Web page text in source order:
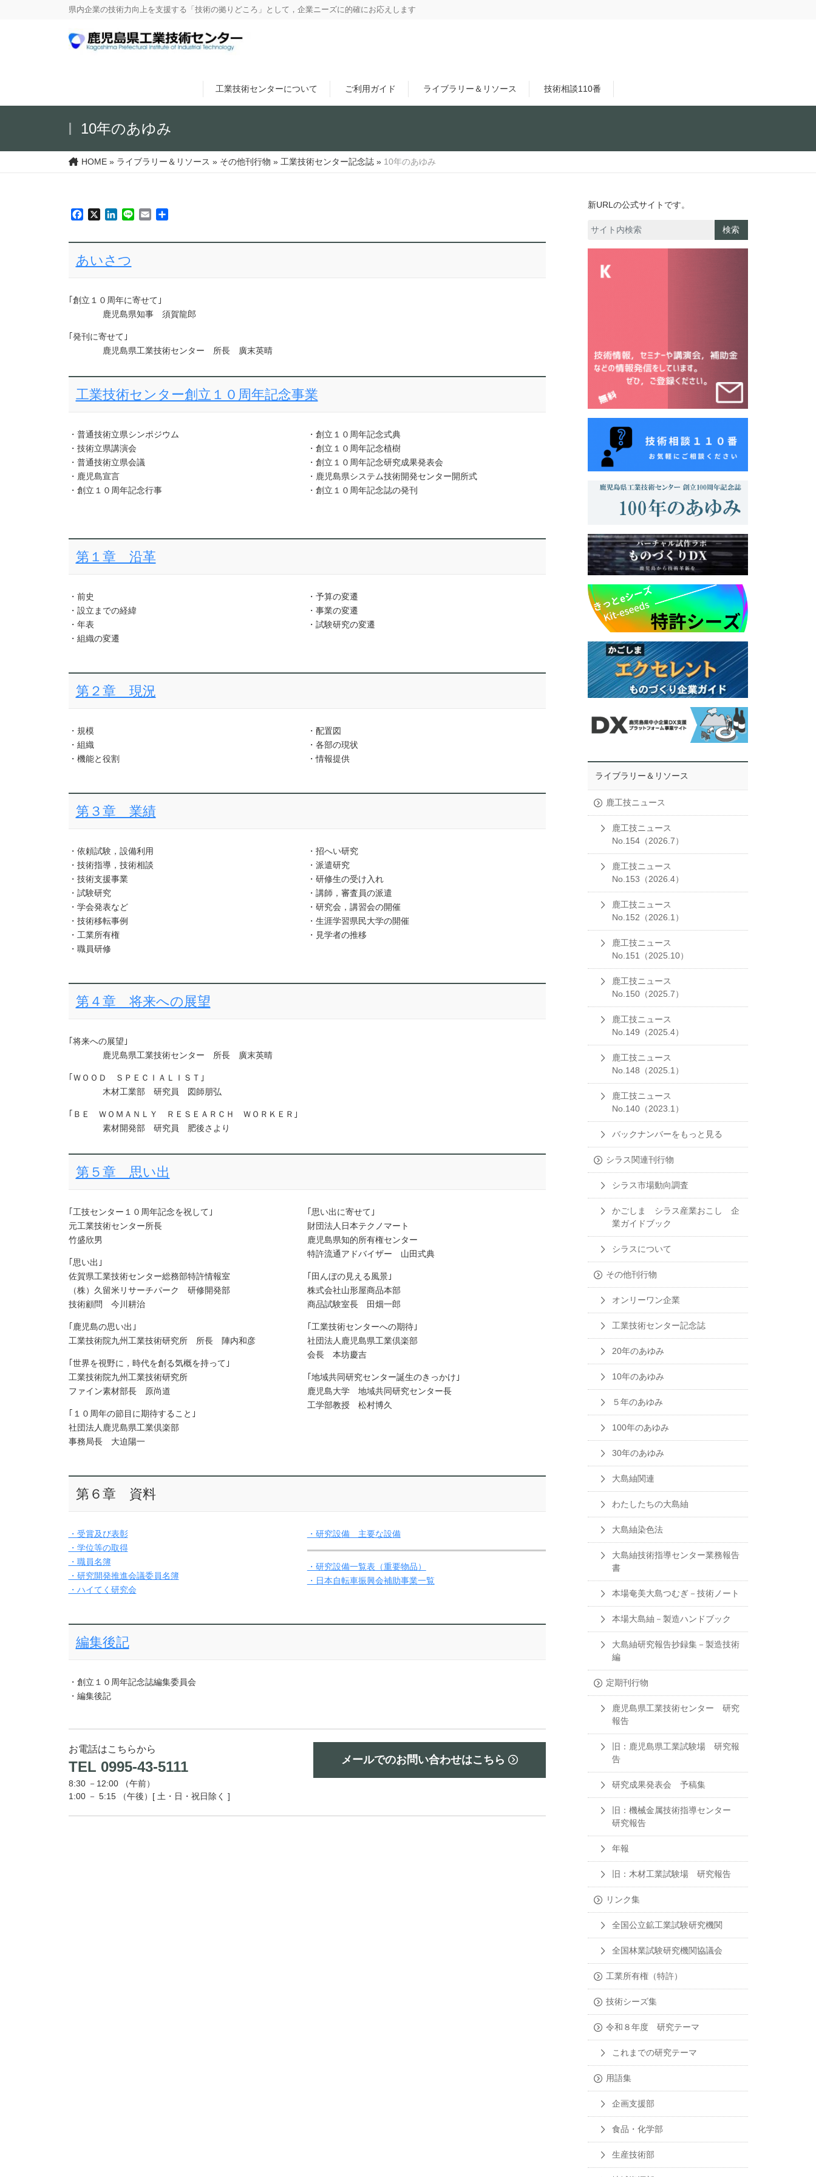
県内企業の技術力向上を支援する「技術の拠りどころ」として，企業ニーズに的確にお応えします
工業技術センターについて ご利用ガイド ライブラリー＆リソース 技術相談110番
10年のあゆみ
HOME» ライブラリー＆リソース » その他刊行物 » 工業技術センター記念誌» 10年のあゆみ
FacebookLinkedIn
Line Email
あいさつ
｢創立１０周年に寄せて｣
鹿児島県知事 須賀龍郎
｢発刊に寄せて｣
鹿児島県工業技術センター 所長 廣末英晴
工業技術センター創立１０周年記念事業
・普通技術立県シンポジウム
・技術立県講演会
・普通技術立県会議
・鹿児島宣言
・創立１０周年記念行事
・創立１０周年記念式典
・創立１０周年記念植樹
・創立１０周年記念研究成果発表会
・鹿児島県システム技術開発センター開所式
・創立１０周年記念誌の発刊
第１章 沿革
・前史
・設立までの経緯
・年表
・組織の変遷
・予算の変遷
・事業の変遷
・試験研究の変遷
第２章 現況
・規模
・組織
・機能と役割
・配置図
・各部の現状
・情報提供
第３章 業績
・依頼試験，設備利用
・技術指導，技術相談
・技術支援事業
・試験研究
・学会発表など
・技術移転事例
・工業所有権
・職員研修
・招へい研究
・派遣研究
・研修生の受け入れ
・講師，審査員の派遣
・研究会，講習会の開催
・生涯学習県民大学の開催
・見学者の推移
第４章 将来への展望
｢将来への展望｣
鹿児島県工業技術センター 所長 廣末英晴
｢ＷＯＯＤ ＳＰＥＣＩＡＬＩＳＴ｣
木材工業部 研究員 図師朋弘
｢ＢＥ ＷＯＭＡＮＬＹ ＲＥＳＥＡＲＣＨ ＷＯＲＫＥＲ｣
素材開発部 研究員 肥後さより
第５章 思い出
｢工技センター１０周年記念を祝して｣
元工業技術センター所長
竹盛欣男
｢思い出｣
佐賀県工業技術センター総務部特許情報室
（株）久留米リサーチパーク 研修開発部
技術顧問 今川耕治
｢鹿児島の思い出｣
工業技術院九州工業技術研究所 所長 陣内和彦
｢世界を視野に，時代を創る気概を持って｣
工業技術院九州工業技術研究所
ファイン素材部長 原尚道
｢１０周年の節目に期待すること｣
社団法人鹿児島県工業倶楽部
事務局長 大迫陽一
｢思い出に寄せて｣
財団法人日本テクノマート
鹿児島県知的所有権センター
特許流通アドバイザー 山田式典
｢田んぼの見える風景｣
株式会社山形屋商品本部
商品試験室長 田畑一郎
｢工業技術センターへの期待｣
社団法人鹿児島県工業倶楽部
会長 本坊慶吉
｢地域共同研究センター誕生のきっかけ｣
鹿児島大学 地域共同研究センター長
工学部教授 松村博久
第６章 資料
・受賞及び表彰
・学位等の取得
・職員名簿
・研究開発推進会議委員名簿
・ハイてく研究会
・研究設備 主要な設備
・研究設備一覧表（重要物品）
・日本自転車振興会補助事業一覧
編集後記
・創立１０周年記念誌編集委員会
・編集後記
お電話はこちらから
TEL 0995-43-5111
8:30 －12:00 （午前）
1:00 － 5:15 （午後）[ 土・日・祝日除く ]
メールでのお問い合わせはこちら
新URLの公式サイトです。
検索
ライブラリー＆リソース
鹿工技ニュース
鹿工技ニュース
No.154（2026.7）
鹿工技ニュース
No.153（2026.4）
鹿工技ニュース
No.152（2026.1）
鹿工技ニュース
No.151（2025.10）
鹿工技ニュース
No.150（2025.7）
鹿工技ニュース
No.149（2025.4）
鹿工技ニュース
No.148（2025.1）
鹿工技ニュース
No.140（2023.1）
バックナンバーをもっと見る
シラス関連刊行物
シラス市場動向調査
かごしま シラス産業おこし 企
業ガイドブック
シラスについて
その他刊行物
オンリーワン企業
工業技術センター記念誌
20年のあゆみ
10年のあゆみ
５年のあゆみ
100年のあゆみ
30年のあゆみ
大島紬関連
わたしたちの大島紬
大島紬染色法
大島紬技術指導センター業務報告
書
本場奄美大島つむぎ－技術ノート
本場大島紬－製造ハンドブック
大島紬研究報告抄録集－製造技術
編
定期刊行物
鹿児島県工業技術センター 研究
報告
旧：鹿児島県工業試験場 研究報
告
研究成果発表会 予稿集
旧：機械金属技術指導センター
研究報告
年報
旧：木材工業試験場 研究報告
リンク集
全国公立鉱工業試験研究機関
全国林業試験研究機関協議会
工業所有権（特許）
技術シーズ集
令和８年度 研究テーマ
これまでの研究テーマ
用語集
企画支援部
食品・化学部
生産技術部